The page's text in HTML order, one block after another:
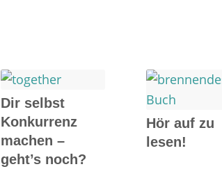
Dir selbst
Konkurrenz
machen –
geht’s noch?
Hör auf zu
lesen!